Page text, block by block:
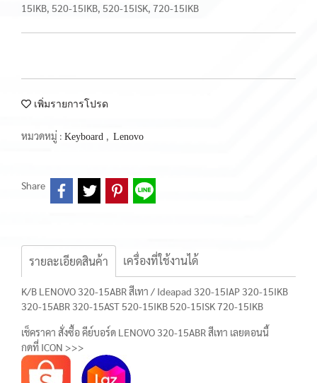
15IKB, 520-15IKB, 520-15ISK, 720-15IKB
เพิ่มรายการโปรด
หมวดหมู่ : Keyboard , Lenovo
Share
รายละเอียดสินค้า เครื่องที่ใช้งานได้
K/B LENOVO 320-15ABR สีเทา / Ideapad 320-15IAP 320-15IKB
320-15ABR 320-15AST 520-15IKB 520-15ISK 720-15IKB
เช็คราคา สั่งซื้อ คีย์บอร์ด LENOVO 320-15ABR สีเทา เลยตอนนี้
กดที่ ICON >>>